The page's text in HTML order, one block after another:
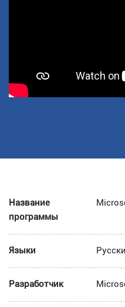
Название
программы
Языки
Разработчик